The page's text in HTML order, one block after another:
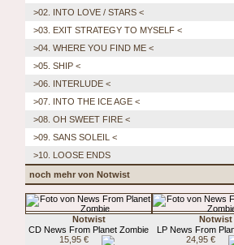
>02. INTO LOVE / STARS <
>03. EXIT STRATEGY TO MYSELF <
>04. WHERE YOU FIND ME <
>05. SHIP <
>06. INTERLUDE <
>07. INTO THE ICE AGE <
>08. OH SWEET FIRE <
>09. SANS SOLEIL <
>10. LOOSE ENDS
noch mehr von Notwist
Notwist
CD News From Planet Zombie
15,95 €
Notwist
LP News From
24,95 €